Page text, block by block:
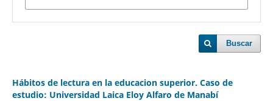
Buscar
Hábitos de lectura en la educacion superior. Caso de
estudio: Universidad Laica Eloy Alfaro de Manabí